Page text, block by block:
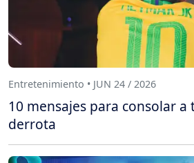
Entretenimiento • JUN 24 / 2026
10 mensajes para consolar
derrota